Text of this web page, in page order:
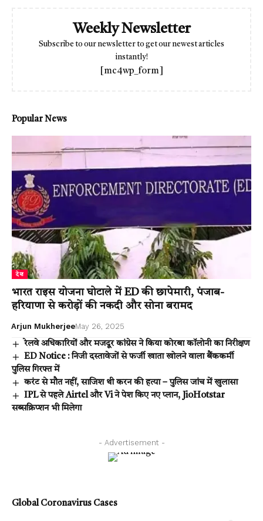
Weekly Newsletter
Subscribe to our newsletter to get our newest articles
instantly!
[mc4wp_form]
Popular News
देश
भारत राइस योजना घोटाले में ED की छापेमारी, पंजाब-
हरियाणा से करोड़ों की नकदी और सोना बरामद
Arjun MukherjeeMay 26, 2025
रेलवे अधिकारियों और मजदूर कांग्रेस ने किया कोरबा कॉलोनी का निरीक्षण
ED Notice : निजी दस्तावेजों से फर्जी खाता खोलने वाला बैंककर्मी
पुलिस गिरफ्त में
करंट से मौत नहीं, साजिश थी करन की हत्या – पुलिस जांच में खुलासा
IPL से पहले Airtel और Vi ने पेश किए नए प्लान, JioHotstar
सब्सक्रिप्शन भी मिलेगा
- Advertisement -
Global Coronavirus Cases